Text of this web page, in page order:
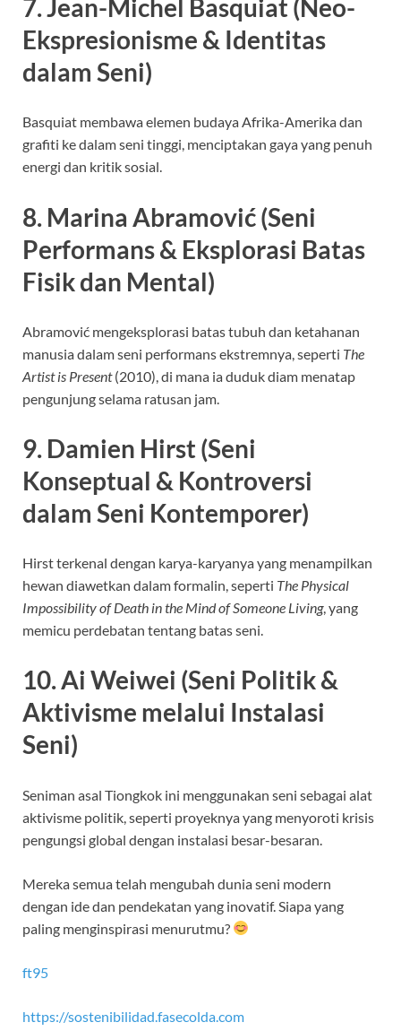
7. Jean-Michel Basquiat (Neo-
Ekspresionisme & Identitas
dalam Seni)
Basquiat membawa elemen budaya Afrika-Amerika dan
grafiti ke dalam seni tinggi, menciptakan gaya yang penuh
energi dan kritik sosial.
8. Marina Abramović (Seni
Performans & Eksplorasi Batas
Fisik dan Mental)
Abramović mengeksplorasi batas tubuh dan ketahanan
manusia dalam seni performans ekstremnya, seperti The
Artist is Present(2010), di mana ia duduk diam menatap
pengunjung selama ratusan jam.
9. Damien Hirst (Seni
Konseptual & Kontroversi
dalam Seni Kontemporer)
Hirst terkenal dengan karya-karyanya yang menampilkan
hewan diawetkan dalam formalin, seperti The Physical
Impossibility of Death in the Mind of Someone Living, yang
memicu perdebatan tentang batas seni.
10. Ai Weiwei (Seni Politik &
Aktivisme melalui Instalasi
Seni)
Seniman asal Tiongkok ini menggunakan seni sebagai alat
aktivisme politik, seperti proyeknya yang menyoroti krisis
pengungsi global dengan instalasi besar-besaran.
Mereka semua telah mengubah dunia seni modern
dengan ide dan pendekatan yang inovatif. Siapa yang
paling menginspirasi menurutmu?
ft95
https://sostenibilidad.fasecolda.com